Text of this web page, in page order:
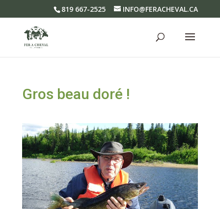
819 667-2525 INFO@FERACHEVAL.CA
Gros beau doré !